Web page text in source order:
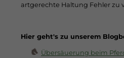
artgerechte Haltung Fehler zu
Hier geht's zu unserem
Übersäuerung beim